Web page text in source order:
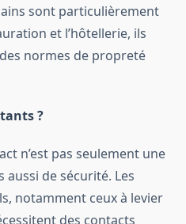
sont particulièrement
et l’hôtellerie, ils
normes de propreté
?
n’est pas seulement une
de sécurité. Les
notamment ceux à levier
des contacts